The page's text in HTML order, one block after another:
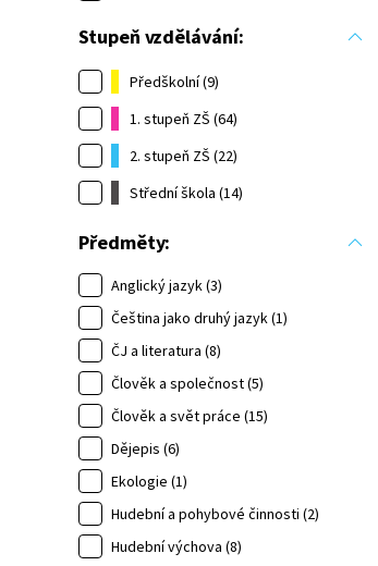
Stupeň vzdělávání:
Předškolní (9)
1. stupeň ZŠ (64)
2. stupeň ZŠ (22)
Střední škola (14)
Předměty:
Anglický jazyk (3)
Čeština jako druhý jazyk (1)
ČJ a literatura (8)
Člověk a společnost (5)
Člověk a svět práce (15)
Dějepis (6)
Ekologie (1)
Hudební a pohybové činnosti (2)
Hudební výchova (8)